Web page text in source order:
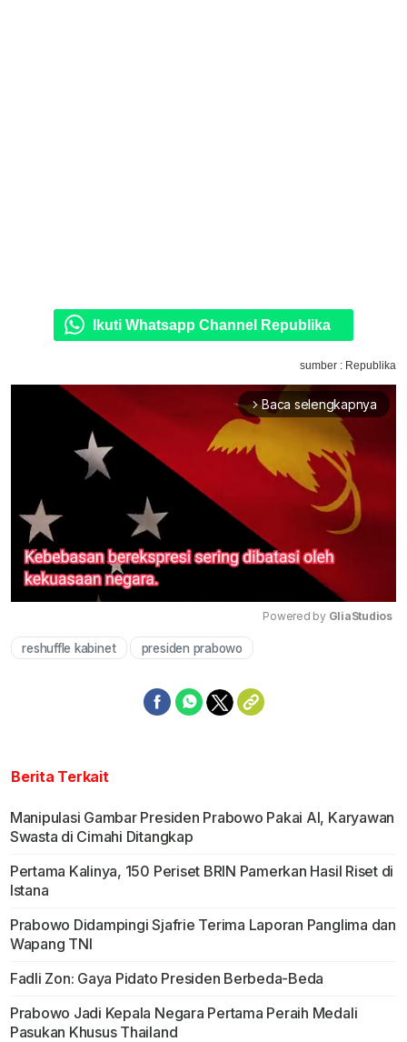
Ikuti Whatsapp Channel Republika
sumber : Republika
arrow_forward_ios Baca selengkapnya
Powered by GliaStudios
reshuffle kabinet presiden prabowo
Berita Terkait
Manipulasi Gambar Presiden Prabowo Pakai AI, Karyawan
Swasta di Cimahi Ditangkap
Pertama Kalinya, 150 Periset BRIN Pamerkan Hasil Riset di
Istana
Prabowo Didampingi Sjafrie Terima Laporan Panglima dan
Wapang TNI
Fadli Zon: Gaya Pidato Presiden Berbeda-Beda
Prabowo Jadi Kepala Negara Pertama Peraih Medali
Pasukan Khusus Thailand